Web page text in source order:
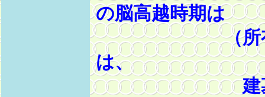
の脳高越時期は
（所有され
は、
建墓等の